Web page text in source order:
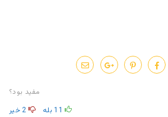
مفید بود؟
11 بله 2خیر